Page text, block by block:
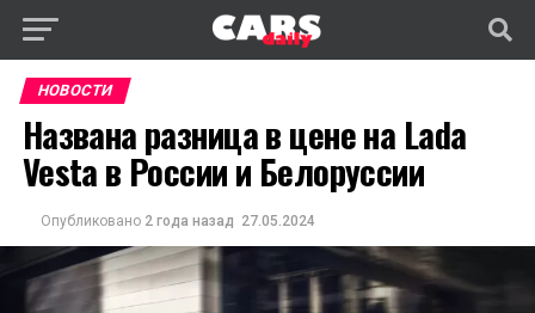
НОВОСТИ
Названа разница в цене на Lada
Vesta в России и Белоруссии
Опубликовано 2 года назад 27.05.2024